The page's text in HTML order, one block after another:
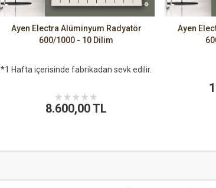
Ayen Electra Alüminyum Radyatör
600/1000 - 10 Dilim
*1 Hafta içerisinde fabrikadan sevk edilir.
8.600,00 TL
Ayen